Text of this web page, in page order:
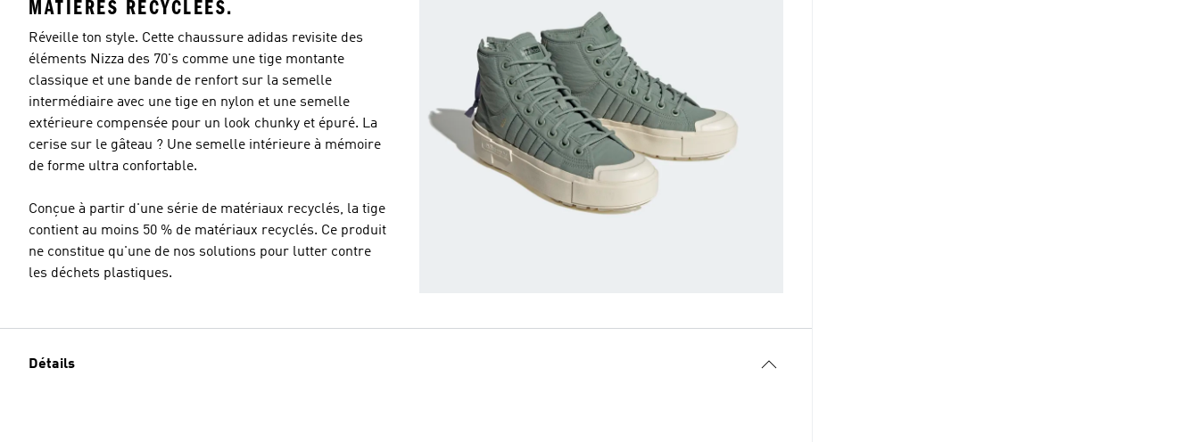
MATIÈRES RECYCLÉES.
Réveille ton style. Cette chaussure adidas revisite des
éléments Nizza des 70's comme une tige montante
classique et une bande de renfort sur la semelle
intermédiaire avec une tige en nylon et une semelle
extérieure compensée pour un look chunky et épuré. La
cerise sur le gâteau ? Une semelle intérieure à mémoire
de forme ultra confortable.
Conçue à partir d'une série de matériaux recyclés, la tige
contient au moins 50 % de matériaux recyclés. Ce produit
ne constitue qu'une de nos solutions pour lutter contre
les déchets plastiques.
Détails